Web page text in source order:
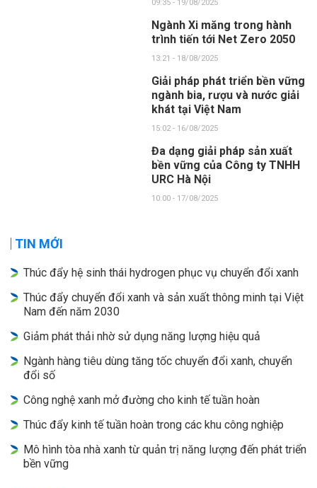
09:35 - 19/08/2025
Ngành Xi măng trong hành
trình tiến tới Net Zero 2050
13:21 - 18/08/2025
Giải pháp phát triển bền vững
ngành bia, rượu và nước giải
khát tại Việt Nam
15:02 - 16/08/2025
Đa dạng giải pháp sản xuất
bền vững của Công ty TNHH
URC Hà Nội
10:00 - 17/08/2025
TIN MỚI
Thúc đẩy hệ sinh thái hydrogen phục vụ chuyển đổi xanh
Thúc đẩy chuyển đổi xanh và sản xuất thông minh tại Việt
Nam đến năm 2030
Giảm phát thải nhờ sử dụng năng lượng hiệu quả
Ngành hàng tiêu dùng tăng tốc chuyển đổi xanh, chuyển
đổi số
Công nghệ xanh mở đường cho kinh tế tuần hoàn
Thúc đẩy kinh tế tuần hoàn trong các khu công nghiệp
Mô hình tòa nhà xanh từ quản trị năng lượng đến phát triển
bền vững